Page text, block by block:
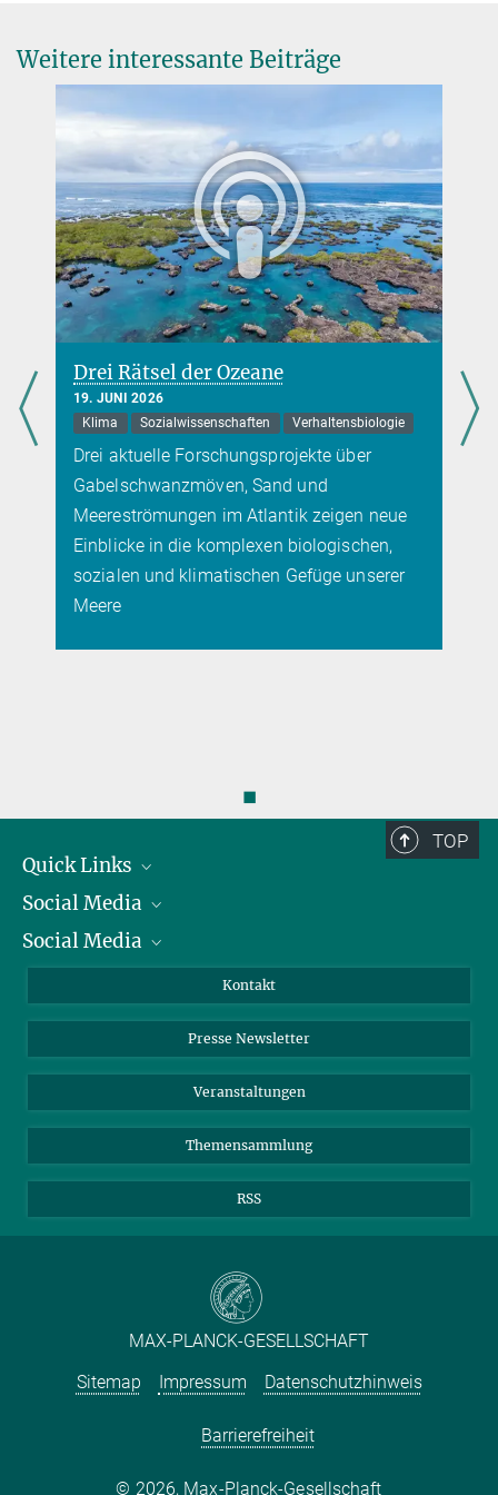
Turbo-Reis und Super-Tomaten
27. SEPTEMBER 2024
Forschende entwickeln eine Technik, mit der sie genetisch
identische Hybridpflanzen züchten können
mehr
Fakten zum Einfluss von Pilzbefall auf die
Ernährungssicherheit
10. OKTOBER 2024
Wegen des Klimawandels werden bei Kulturpflanzen
Pilzerkrankungen wahrscheinlich häufiger auftreten
Weitere interessante Beiträge
Drei Rätsel der Ozeane
19. JUNI 2026
Klima
Sozialwissenschaften Verhaltensbiologie
Drei aktuelle Forschungsprojekte über
Gabelschwanzmöven, Sand und
Meereströmungen im Atlantik zeigen neue
Einblicke in die komplexen biologischen,
sozialen und klimatischen Gefüge unserer
Meere
◼
TOP
Quick Links
Präsident
Zahlen und Fakten
Meldestelle Fehlverhalten
Social Media
Bluesky
TikTok
Social Media
Instagram
YouTube
Kontakt
Presse Newsletter
Veranstaltungen
Themensammlung
RSS
MAX-PLANCK-GESELLSCHAFT
Sitemap
Impressum Datenschutzhinweis
Barrierefreiheit
2026, Max-Planck-Gesellschaft